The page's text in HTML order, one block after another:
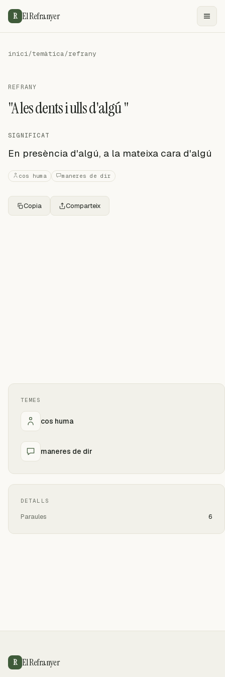
R El Refranyer
inici/temàtica/refrany
REFRANY
"A les dents i ulls d'algú "
SIGNIFICAT
En presència d'algú, a la mateixa cara d'algú
cos huma maneres de dir
Copia Comparteix
TEMES
cos huma
maneres de dir
DETALLS
Paraules 6
R El Refranyer